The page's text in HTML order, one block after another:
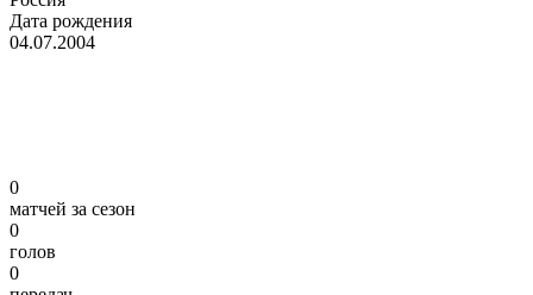
Дата рождения
04.07.2004
0
матчей за сезон
0
голов
0